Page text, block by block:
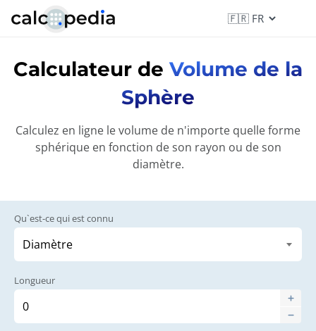
Calculateur de Volume de la
Sphère
Calculez en ligne le volume de n'importe quelle forme
sphérique en fonction de son rayon ou de son
diamètre.
Qu`est-ce qui est connu
Longueur